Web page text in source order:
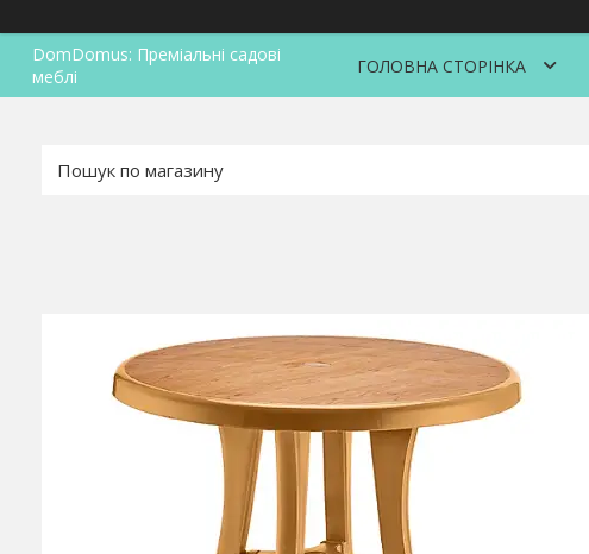
DomDomus: Преміальні садові
меблі
ГОЛОВНА СТОРІНКА